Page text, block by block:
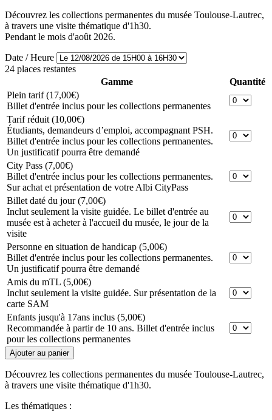
Découvrez les collections permanentes du musée Toulouse-Lautrec,
à travers une visite thématique d'1h30.
Pendant le mois d'août 2026.
Date / Heure
24 places restantes
Gamme
Quantité
Plein tarif(17,00€)
Billet d'entrée inclus pour les collections permanentes
Tarif réduit (10,00€)
Étudiants, demandeurs d’emploi, accompagnant PSH.
Billet d'entrée inclus pour les collections permanentes.
Un justificatif pourra être demandé
City Pass (7,00€)
Billet d'entrée inclus pour les collections permanentes.
Sur achat et présentation de votre Albi CityPass
Billet daté du jour(7,00€)
Inclut seulement la visite guidée. Le billet d'entrée au
musée est à acheter à l'accueil du musée, le jour de la
visite
Personne en situation de handicap (5,00€)
Billet d'entrée inclus pour les collections permanentes.
Un justificatif pourra être demandé
Amis du mTL (5,00€)
Inclut seulement la visite guidée. Sur présentation de la
carte SAM
Enfants jusqu'à 17ans inclus (5,00€)
Recommandée à partir de 10 ans. Billet d'entrée inclus
pour les collections permanentes
Découvrez les collections permanentes du musée Toulouse-Lautrec,
à travers une visite thématique d'1h30.
Les thématiques :